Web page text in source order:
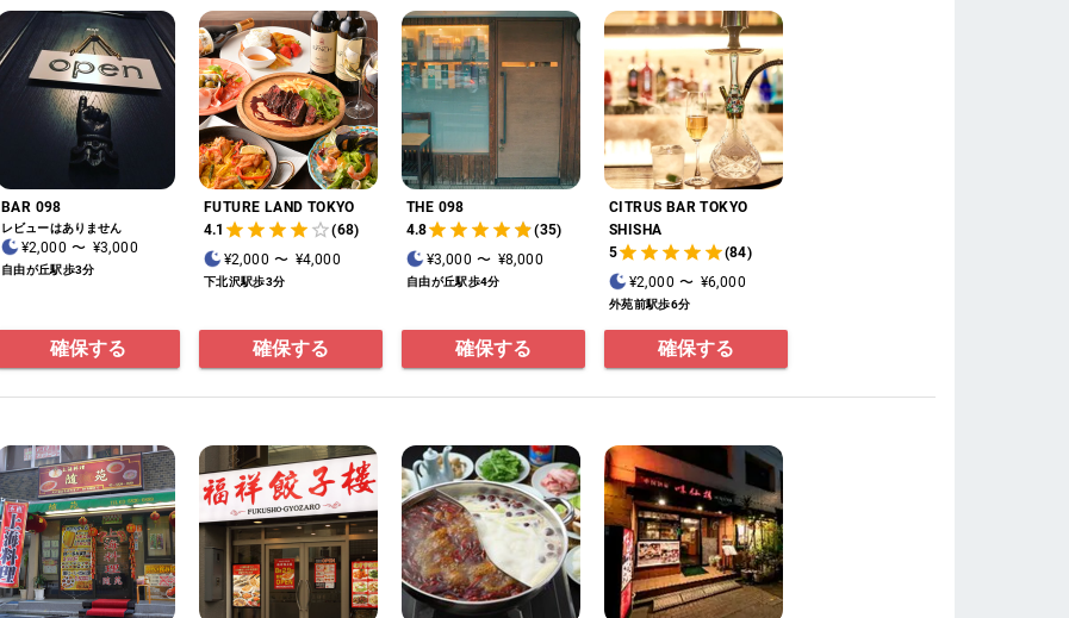
BAR 098
レビューはありません
¥2,000 〜 ¥3,000
自由が丘駅歩3分
確保する
FUTURE LAND TOKYO
4.1
(68)
¥2,000 〜 ¥4,000
下北沢駅歩3分
確保する
THE 098
4.8
(35)
¥3,000 〜 ¥8,000
自由が丘駅歩4分
確保する
CITRUS BAR TOKYO
SHISHA
5
(84)
¥2,000 〜 ¥6,000
外苑前駅歩6分
確保する